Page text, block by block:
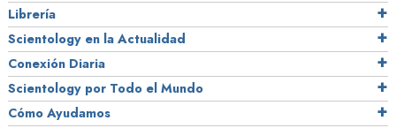
Librería
Scientology en la Actualidad
Conexión Diaria
Scientology por Todo el Mundo
Cómo Ayudamos